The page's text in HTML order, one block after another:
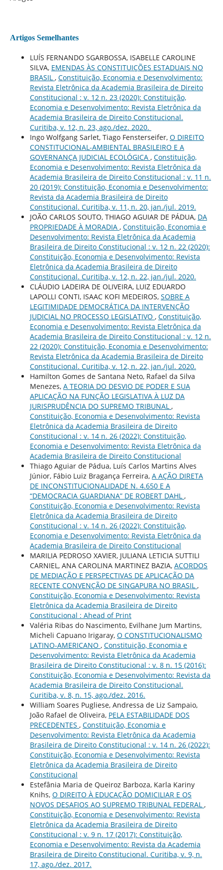
Artigos Semelhantes
LUÍS FERNANDO SGARBOSSA, ISABELLE CAROLINE
SILVA, EMENDAS ÀS CONSTITUIÇÕES ESTADUAIS NO
BRASIL , Constituição, Economia e Desenvolvimento:
Revista Eletrônica da Academia Brasileira de Direito
Constitucional : v. 12 n. 23 (2020): Constituição,
Economia e Desenvolvimento: Revista Eletrônica da
Academia Brasileira de Direito Constitucional.
Curitiba, v. 12, n. 23, ago./dez. 2020.
Ingo Wolfgang Sarlet, Tiago Fensterseifer, O DIREITO
CONSTITUCIONAL-AMBIENTAL BRASILEIRO E A
GOVERNANÇA JUDICIAL ECOLÓGICA , Constituição,
Economia e Desenvolvimento: Revista Eletrônica da
Academia Brasileira de Direito Constitucional : v. 11 n.
20 (2019): Constituição, Economia e Desenvolvimento:
Revista da Academia Brasileira de Direito
Constitucional. Curitiba, v. 11, n. 20, jan./jul. 2019.
JOÃO CARLOS SOUTO, THIAGO AGUIAR DE PÁDUA, DA
PROPRIEDADE À MORADIA , Constituição, Economia e
Desenvolvimento: Revista Eletrônica da Academia
Brasileira de Direito Constitucional : v. 12 n. 22 (2020):
Constituição, Economia e Desenvolvimento: Revista
Eletrônica da Academia Brasileira de Direito
Constitucional. Curitiba, v. 12, n. 22, jan./jul. 2020.
CLÁUDIO LADEIRA DE OLIVEIRA, LUIZ EDUARDO
LAPOLLI CONTI, ISAAC KOFI MEDEIROS, SOBRE A
LEGITIMIDADE DEMOCRÁTICA DA INTERVENÇÃO
JUDICIAL NO PROCESSO LEGISLATIVO , Constituição,
Economia e Desenvolvimento: Revista Eletrônica da
Academia Brasileira de Direito Constitucional : v. 12 n.
22 (2020): Constituição, Economia e Desenvolvimento:
Revista Eletrônica da Academia Brasileira de Direito
Constitucional. Curitiba, v. 12, n. 22, jan./jul. 2020.
Hamilton Gomes de Santana Neto, Rafael da Silva
Menezes, A TEORIA DO DESVIO DE PODER E SUA
APLICAÇÃO NA FUNÇÃO LEGISLATIVA À LUZ DA
JURISPRUDÊNCIA DO SUPREMO TRIBUNAL ,
Constituição, Economia e Desenvolvimento: Revista
Eletrônica da Academia Brasileira de Direito
Constitucional : v. 14 n. 26 (2022): Constituição,
Economia e Desenvolvimento: Revista Eletrônica da
Academia Brasileira de Direito Constitucional
Thiago Aguiar de Pádua, Luís Carlos Martins Alves
Júnior, Fábio Luiz Bragança Ferreira, A AÇÃO DIRETA
DE INCONSTITUCIONALIDADE N. 4.650 E A
“DEMOCRACIA GUARDIANA” DE ROBERT DAHL ,
Constituição, Economia e Desenvolvimento: Revista
Eletrônica da Academia Brasileira de Direito
Constitucional : v. 14 n. 26 (2022): Constituição,
Economia e Desenvolvimento: Revista Eletrônica da
Academia Brasileira de Direito Constitucional
MARILIA PEDROSO XAVIER, JULIANA LETICIA SUTTILI
CARNIEL, ANA CAROLINA MARTINEZ BAZIA, ACORDOS
DE MEDIAÇÃO E PERSPECTIVAS DE APLICAÇÃO DA
RECENTE CONVENÇÃO DE SINGAPURA NO BRASIL ,
Constituição, Economia e Desenvolvimento: Revista
Eletrônica da Academia Brasileira de Direito
Constitucional : Ahead of Print
Valéria Ribas do Nascimento, Evilhane Jum Martins,
Micheli Capuano Irigaray, O CONSTITUCIONALISMO
LATINO-AMERICANO , Constituição, Economia e
Desenvolvimento: Revista Eletrônica da Academia
Brasileira de Direito Constitucional : v. 8 n. 15 (2016):
Constituição, Economia e Desenvolvimento: Revista da
Academia Brasileira de Direito Constitucional.
Curitiba, v. 8, n. 15, ago./dez. 2016.
William Soares Pugliese, Andressa de Liz Sampaio,
João Rafael de Oliveira, PELA ESTABILIDADE DOS
PRECEDENTES , Constituição, Economia e
Desenvolvimento: Revista Eletrônica da Academia
Brasileira de Direito Constitucional : v. 14 n. 26 (2022):
Constituição, Economia e Desenvolvimento: Revista
Eletrônica da Academia Brasileira de Direito
Constitucional
Estefânia Maria de Queiroz Barboza, Karla Kariny
Knihs, O DIREITO À EDUCAÇÃO DOMICILIAR E OS
NOVOS DESAFIOS AO SUPREMO TRIBUNAL FEDERAL ,
Constituição, Economia e Desenvolvimento: Revista
Eletrônica da Academia Brasileira de Direito
Constitucional : v. 9 n. 17 (2017): Constituição,
Economia e Desenvolvimento: Revista da Academia
Brasileira de Direito Constitucional. Curitiba, v. 9, n.
17, ago./dez. 2017.